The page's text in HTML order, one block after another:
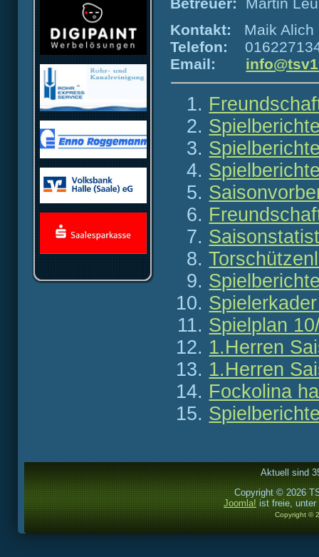
Betreuer: Martin
Kontakt: Maik Alich
Telefon:
Email:
Spielplan
1.Herren
1.Herren
Fockolina
Aktuell sind
Copyright © 2026
Joomla! ist freie,
Copyright ©